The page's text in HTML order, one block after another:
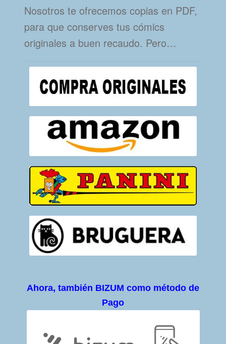
Nosotros te ofrecemos copias en PDF,
para que conserves tus cómics
originales a buen recaudo. Pero…
Ahora, también BIZUM como método de
Pago